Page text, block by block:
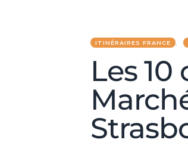
ITINÉRAIRES FRANCE
Les 10